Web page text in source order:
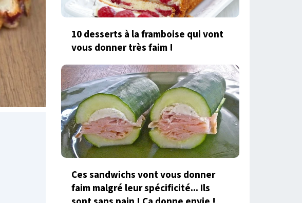
10 desserts à la framboise qui vont
vous donner très faim !
Ces sandwichs vont vous donner
faim malgré leur spécificité... Ils